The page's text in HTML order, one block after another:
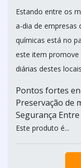
Estando entre os
a-dia de empresas
químicas está no
este item promove
diárias destes
Pontos fortes
Preservação de
Segurança
Este produto é...